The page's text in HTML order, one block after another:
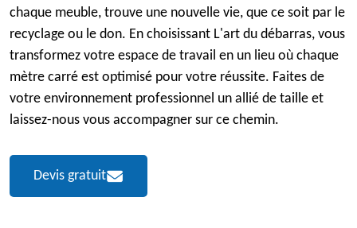
chaque meuble, trouve une nouvelle vie, que ce soit par le
recyclage ou le don. En choisissant L'art du débarras, vous
transformez votre espace de travail en un lieu où chaque
mètre carré est optimisé pour votre réussite. Faites de
votre environnement professionnel un allié de taille et
laissez-nous vous accompagner sur ce chemin.
Devis gratuit